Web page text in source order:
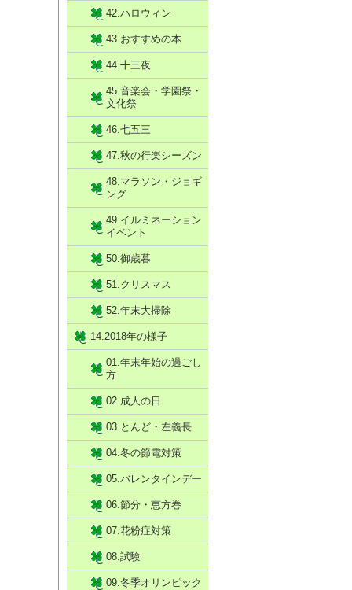
42.ハロウィン
43.おすすめの本
44.十三夜
45.音楽会・学園祭・
文化祭
46.七五三
47.秋の行楽シーズン
48.マラソン・ジョギ
ング
49.イルミネーション
イベント
50.御歳暮
51.クリスマス
52.年末大掃除
14.2018年の様子
01.年末年始の過ごし
方
02.成人の日
03.とんど・左義長
04.冬の節電対策
05.バレンタインデー
06.節分・恵方巻
07.花粉症対策
08.試験
09.冬季オリンピック